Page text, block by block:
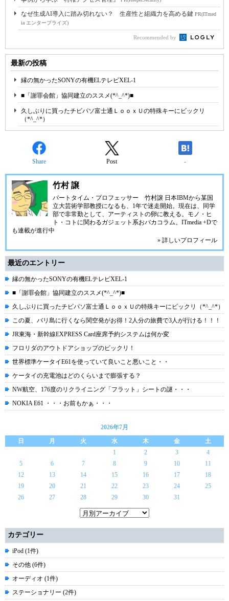
なぜ生成AI導入に踏み切れない？ 生産性と組織力を高める鍵 PR(ITmed
ia エンタープライズ)
Recommended by
最新の投稿
縁の無かったSONYの有機ELテレビXEL-1
■「謝罪会館」協同建立のススメ(*^_^*)■
久しぶりに買ったチビパソ富士通ＬｏｏｘＵの特殊キーにビックリ
（*^_^*）
Share Post -
竹村 譲
パートタイム・プロフェッサー 竹村譲 日本IBMから某国
立大芸術学部教授になるも、1年で迷走開始。現在は、同学
部で非常勤として、アーティストの卵に教える。モノ・ヒ
ト・コトに関わるガジェット系おバカコラム。ITmedia +Dで
も連載が進行中
» 詳しいプロフィール
最近のエントリー
縁の無かったSONYの有機ELテレビXEL-1
■「謝罪会館」協同建立のススメ(*^_^*)■
久しぶりに買ったチビパソ富士通ＬｏｏｘＵの特殊キーにビックリ（*^_^*）
この夏、バリ島に行くなら関空発がお得！2人分の旅費で3人が行ける！！！
JR東海・新幹線EXPRESS Card座席予約システムは何か変
フロリダのアウトドアショップのビックリ！
世界標準ケータイE61を使っていて良いこと悪いこと・・
ケータイの充電池はどのくらいまで膨張する？
NW航空、176度のリクライニング「フラット」シートの謎・・・
NOKIA E61 ・・・お前もかぁ・・・
2026年7月
日
月 火 水 木 金
土
1
2 3
4
5
6 7 8 9 10
11
12
13 14 15 16 17
18
19
20 21 22 23 24
25
26
27 28 29 30 31
カテゴリー
iPod (1件)
その他 (6件)
オーディオ (1件)
ステーショナリー (2件)